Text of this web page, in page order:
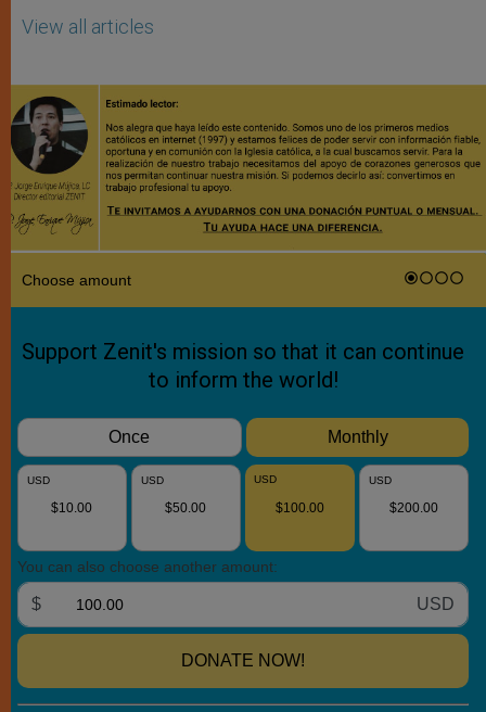
View all articles